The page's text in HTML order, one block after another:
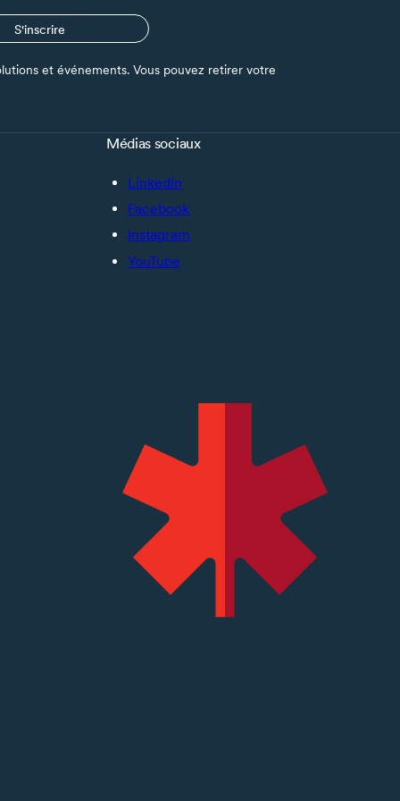
S'inscrire
et événements. Vous pouvez retirer votre
Médias sociaux
LinkedIn
Facebook
Instagram
YouTube